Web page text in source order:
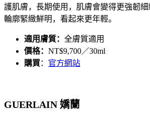
護肌膚，長期使用，肌膚會變得更強韌細
輪廓緊緻鮮明，看起來更年輕。
適用膚質： 全膚質適用
價格： NT$9,700／30ml
購買 ： 官方網站
GUERLAIN 嬌蘭